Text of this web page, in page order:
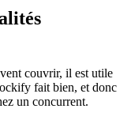
couvrir, il est utile
fait bien, et donc
un concurrent.